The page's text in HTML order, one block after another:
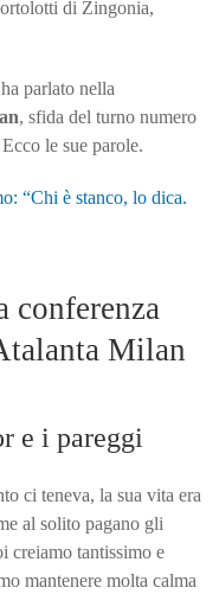
gol”
di Zingonia,
parlato nella
, sfida del turno numero
le sue parole.
“Chi è stanco, lo dica.
conferenza
Milan
e i pareggi
ci teneva, la sua vita era
al solito pagano gli
creiamo tantissimo e
mantenere molta calma